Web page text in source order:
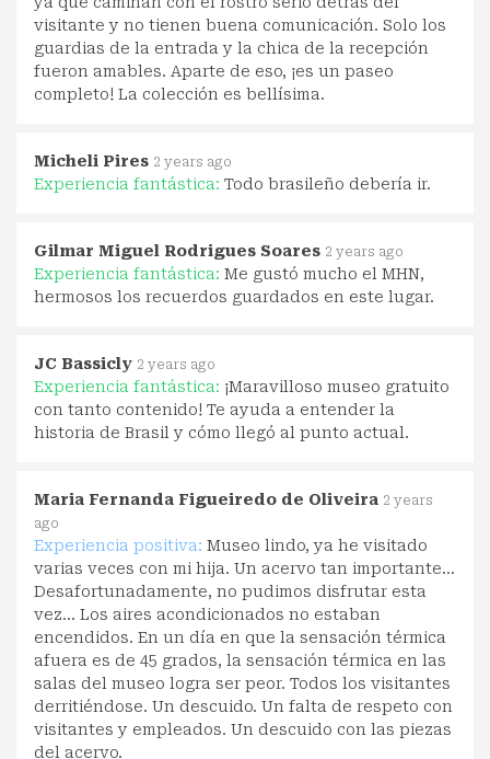
visitante y no tienen buena comunicación. Solo los
guardias de la entrada y la chica de la recepción
fueron amables. Aparte de eso, ¡es un paseo
completo! La colección es bellísima.
Micheli Pires 2 years ago
Experiencia fantástica: Todo brasileño debería ir.
Gilmar Miguel Rodrigues Soares 2 years ago
Experiencia fantástica: Me gustó mucho el MHN,
hermosos los recuerdos guardados en este lugar.
JC Bassicly 2 years ago
Experiencia fantástica: ¡Maravilloso museo gratuito
con tanto contenido! Te ayuda a entender la
historia de Brasil y cómo llegó al punto actual.
Maria Fernanda Figueiredo de Oliveira 2 years
ago
Experiencia positiva: Museo lindo, ya he visitado
varias veces con mi hija. Un acervo tan importante...
Desafortunadamente, no pudimos disfrutar esta
vez... Los aires acondicionados no estaban
encendidos. En un día en que la sensación térmica
afuera es de 45 grados, la sensación térmica en las
salas del museo logra ser peor. Todos los visitantes
derritiéndose. Un descuido. Un falta de respeto con
visitantes y empleados. Un descuido con las piezas
del acervo.